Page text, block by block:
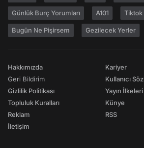
Günlük Burç Yorumları A101 Tiktok
Bugün Ne Pişirsem Gezilecek Yerler
Hakkımızda
Geri Bildirim
Gizlilik Politikası
Topluluk Kuralları
Reklam
İletişim
Kariyer
Kullanıcı
Yayın İlkeleri
Künye
RSS